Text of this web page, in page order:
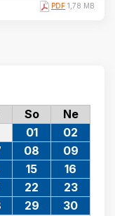
PDF 1,78 MB
So Ne
01
02
08
09
15
16
22
23
29
30